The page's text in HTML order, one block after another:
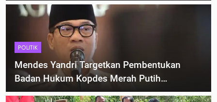
POLITIK
Mendes Yandri Targetkan Pembentukan
Badan Hukum Kopdes Merah Putih
Rampung 12 Juli 2025